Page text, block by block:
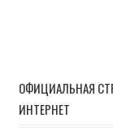
ОФИЦИАЛЬНАЯ
ИНТЕРНЕТ